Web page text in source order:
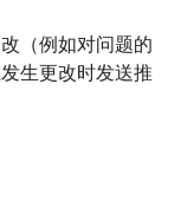
（例如对问题的
生更改时发送推